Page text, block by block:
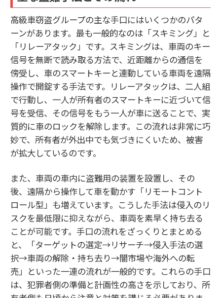
高級車窃盗グループの主な手口にはいくつかのパタ
ーンがあります。最も一般的なのは「スキミング」と
「リレーアタック」です。スキミングは、車両のキー
信号を無断で読み取る方法で、近距離からの通信を
傍受し、車のスマートキーと連動している車両を遠隔
操作で開錠する手法です。リレーアタックは、二人組
で行動し、一人が所有者のスマートキーに近づいて信
号を受信、その信号をもう一人が車に送ることで、実
質的に車のロックを解除します。この流れは非常に巧
妙で、所有者が外出中でも気づきにくいため、被害
が拡大しているのです。
また、車両の車内に盗難用の装置を設置し、その
後、遠隔から操作して車を動かす「リモートコント
ロール型」も増えています。こうした手法は侵入のリ
スクを最低限に抑えながら、車両を素早く持ち去る
ことが可能です。手口の流れをざっくりとまとめる
と、「ターゲットの選定→リサーチ→侵入手法の選
択→車両の解除・持ち去り→闇市場や海外への転
売」といった一連の流れが一般的です。これらの手口
は、犯罪者側の準備と計画性の高さを示しており、所